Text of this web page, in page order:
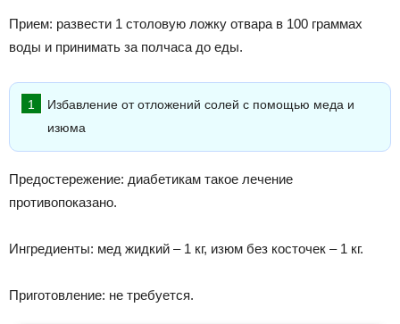
Прием: развести 1 столовую ложку отвара в 100 граммах
воды и принимать за полчаса до еды.
Избавление от отложений солей с помощью меда и
изюма
Предостережение: диабетикам такое лечение
противопоказано.
Ингредиенты: мед жидкий – 1 кг, изюм без косточек – 1 кг.
Приготовление: не требуется.